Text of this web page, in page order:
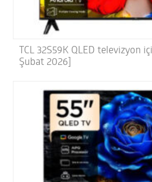
TCL 32S59K QLED televizyon
Şubat 2026]